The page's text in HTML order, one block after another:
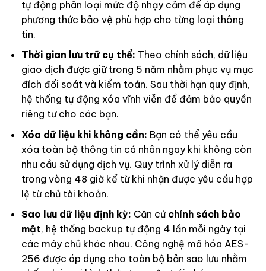
tự động phân loại mức độ nhạy cảm để áp dụng
phương thức bảo vệ phù hợp cho từng loại thông
tin.
Thời gian lưu trữ cụ thể: Theo chính sách, dữ liệu
giao dịch được giữ trong 5 năm nhằm phục vụ mục
đích đối soát và kiểm toán. Sau thời hạn quy định,
hệ thống tự động xóa vĩnh viễn để đảm bảo quyền
riêng tư cho các bạn.
Xóa dữ liệu khi không cần: Bạn có thể yêu cầu
xóa toàn bộ thông tin cá nhân ngay khi không còn
nhu cầu sử dụng dịch vụ. Quy trình xử lý diễn ra
trong vòng 48 giờ kể từ khi nhận được yêu cầu hợp
lệ từ chủ tài khoản.
Sao lưu dữ liệu định kỳ: Căn cứ chính sách bảo
mật, hệ thống backup tự động 4 lần mỗi ngày tại
các máy chủ khác nhau. Công nghệ mã hóa AES-
256 được áp dụng cho toàn bộ bản sao lưu nhằm